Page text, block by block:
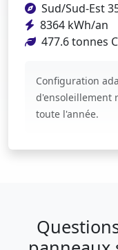
Sud/Sud-Est
8364 kWh/an
477.6 tonnes
Configuration
d'ensoleillement
toute l'année.